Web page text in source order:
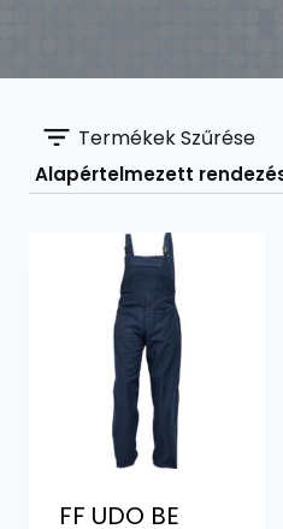
Termékek Szűrése
FF UDO BE